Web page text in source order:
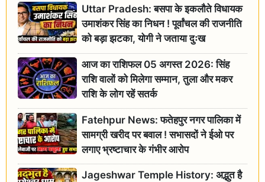
Uttar Pradesh: बसपा के इकलौते विधायक
उमाशंकर सिंह का निधन ! पूर्वांचल की राजनीति
को बड़ा झटका, योगी ने जताया दुःख
आज का राशिफल 05 अगस्त 2026: सिंह
राशि वालों को मिलेगा सम्मान, तुला और मकर
राशि के लोग रहें सतर्क
Fatehpur News: फतेहपुर नगर पालिका में
सामग्री खरीद पर बवाल ! सभासदों ने ईओ पर
लगाए भ्रष्टाचार के गंभीर आरोप
Jageshwar Temple History: अद्भुत है